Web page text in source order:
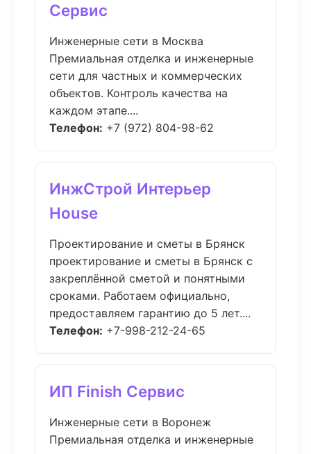
Сервис
Инженерные сети в Москва
Премиальная отделка и инженерные
сети для частных и коммерческих
объектов. Контроль качества на
каждом этапе....
Телефон: +7 (972) 804-98-62
ИнжСтрой Интерьер
House
Проектирование и сметы в Брянск
проектирование и сметы в Брянск с
закреплённой сметой и понятными
сроками. Работаем официально,
предоставляем гарантию до 5 лет....
Телефон: +7-998-212-24-65
ИП Finish Сервис
Инженерные сети в Воронеж
Премиальная отделка и инженерные